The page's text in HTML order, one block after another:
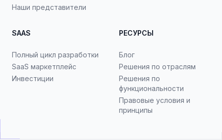
Наши представители
SAAS
Полный цикл разработки
SaaS маркетплейс
Инвестиции
РЕСУРСЫ
Блог
Решения по отраслям
Решения по
функциональности
Правовые условия и
принципы